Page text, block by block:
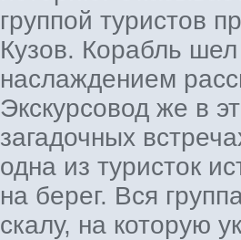
группой туристов
Кузов. Корабль
наслаждением
Экскурсовод же в
загадочных
одна из туристок
на берег. Вся
скалу, на которую